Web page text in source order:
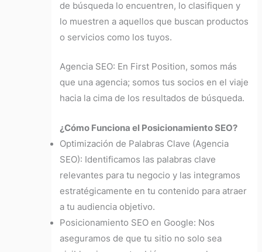
de búsqueda lo encuentren, lo clasifiquen y
lo muestren a aquellos que buscan productos
o servicios como los tuyos.
Agencia SEO: En First Position, somos más
que una agencia; somos tus socios en el viaje
hacia la cima de los resultados de búsqueda.
¿Cómo Funciona el Posicionamiento SEO?
Optimización de Palabras Clave (Agencia
SEO): Identificamos las palabras clave
relevantes para tu negocio y las integramos
estratégicamente en tu contenido para atraer
a tu audiencia objetivo.
Posicionamiento SEO en Google: Nos
aseguramos de que tu sitio no solo sea